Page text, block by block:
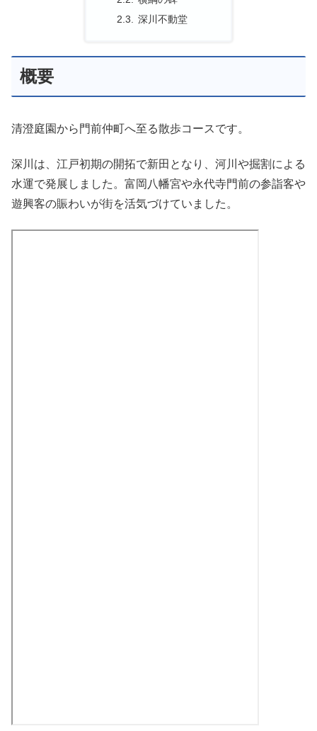
深川不動堂
概要
清澄庭園から門前仲町へ至る散歩コースです。
深川は、江戸初期の開拓で新田となり、河川や掘割による
水運で発展しました。富岡八幡宮や永代寺門前の参詣客や
遊興客の賑わいが街を活気づけていました。